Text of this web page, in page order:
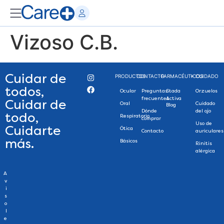
Vizoso C.B.
Cuidar de
todos,
Cuidar de
todo,
Cuidarte
más.
PRODUCTOS
Ocular
Oral
Respiratorio
Ótica
Básicos
CONTACTO
Preguntas
frecuentes
Dónde
comprar
Contacto
FARMACÉUTICOS
Stada
Activa
Blog
+ CUIDADO
Orzuelos
Cuidado
del ojo
Uso de
auriculares
Rinitis
alérgica
A
v
i
s
o
l
e